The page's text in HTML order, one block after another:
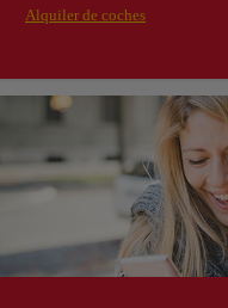
Alquiler de coches